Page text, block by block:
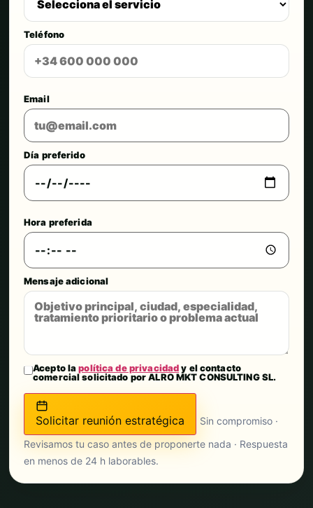
Teléfono
Email
Día preferido
Hora preferida
Mensaje adicional
Acepto lapolítica de privacidady el contacto
comercial solicitado por ALRO MKT CONSULTING SL.
Solicitar reunión estratégica
Sin compromiso ·
Revisamos tu caso antes de proponerte nada · Respuesta
en menos de 24 h laborables.